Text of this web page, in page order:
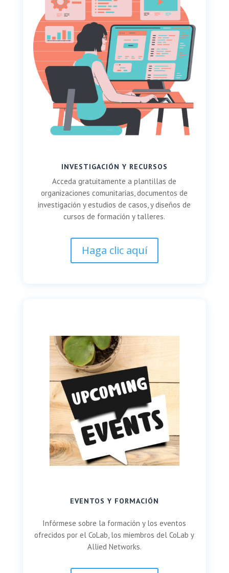
INVESTIGACIÓN Y RECURSOS
Acceda gratuitamente a plantillas de
organizaciones comunitarias, documentos de
investigación y estudios de casos, y diseños de
cursos de formación y talleres.
Haga clic aquí
EVENTOS Y FORMACIÓN
Infórmese sobre la formación y los eventos
ofrecidos por el CoLab, los miembros del CoLab y
Allied Networks.